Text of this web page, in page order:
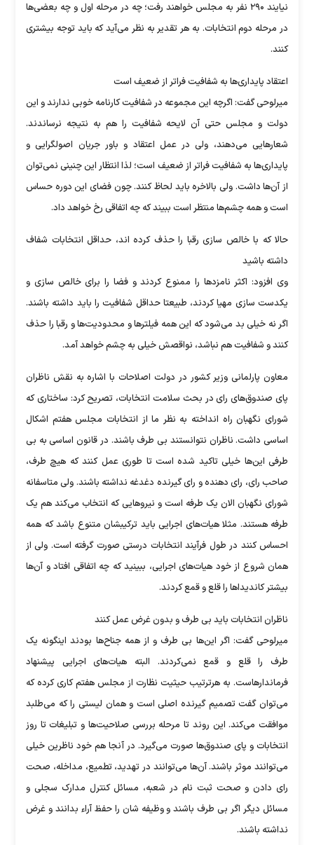
نیایند ۲۹۰ نفر به مجلس خواهند رفت؛ چه در مرحله اول و چه بعضی‌ها
در مرحله دوم انتخابات. به هر تقدیر به نظر می‌آید که باید توجه بیشتری
کنند.
اعتقاد پایداری‌ها به شفافیت فراتر از ضعیف است
میرلوحی گفت: اگرچه این مجموعه در شفافیت کارنامه خوبی ندارند و این
دولت و مجلس حتی آن لایحه شفافیت را هم به نتیجه نرساندند.
شعار‌هایی می‌دهند، ولی در عمل اعتقاد و باور جریان اصولگرایی و
پایداری‌ها به شفافیت فراتر از ضعیف است؛ لذا انتظار این چنینی نمی‌توان
از آن‌ها داشت. ولی بالاخره باید لحاظ کنند. چون فضای این دوره حساس
است و همه چشم‌ها منتظر است ببیند که چه اتفاقی رخ خواهد داد.
حالا که با خالص سازی رقبا را حذف کرده اند، حداقل انتخابات شفاف
داشته باشید
وی افزود: اکثر نامزد‌ها را ممنوع کردند و فضا را برای خالص سازی و
یکدست سازی مهیا کردند، طبیعتا حداقل شفافیت را باید داشته باشند.
اگر نه خیلی بد می‌شود که این همه فیلتر‌ها و محدودیت‌ها و رقبا را حذف
کنند و شفافیت هم نباشد، نواقصش خیلی به چشم خواهد آمد.
معاون پارلمانی وزیر کشور در دولت اصلاحات با اشاره به نقش ناظران
پای صندوق‌های رای در بحث سلامت انتخابات، تصریح کرد: ساختاری که
شورای نگهبان راه انداخته به نظر ما از انتخابات مجلس هفتم اشکال
اساسی داشت. ناظران نتوانستند بی طرف باشند. در قانون اساسی به بی
طرفی این‌ها خیلی تاکید شده است تا طوری عمل کنند که هیچ طرف،
صاحب رای، رای دهنده و رای گیرنده دغدغه نداشته باشند. ولی متاسفانه
شورای نگهبان الان یک طرفه است و نیرو‌هایی که انتخاب می‌کند هم یک
طرفه هستند. مثلا هیات‌های اجرایی باید ترکیبشان متنوع باشد که همه
احساس کنند در طول فرآیند انتخابات درستی صورت گرفته است. ولی از
همان شروع از خود هیات‌های اجرایی، ببینید که چه اتفاقی افتاد و آن‌ها
بیشتر کاندیدا‌ها را قلع و قمع کردند.
ناظران انتخابات باید بی طرف و بدون غرض عمل کنند
میرلوحی گفت: اگر این‌ها بی طرف و از همه جناح‌ها بودند اینگونه یک
طرف را قلع و قمع نمی‌کردند. البته هیات‌های اجرایی پیشنهاد
فرماندارهاست. به هرترتیب حیثیت نظارت از مجلس هفتم کاری کرده که
می‌توان گفت تصمیم گیرنده اصلی است و همان لیستی را که می‌طلبد
موافقت می‌کند. این روند تا مرحله بررسی صلاحیت‌ها و تبلیغات تا روز
انتخابات و پای صندوق‌ها صورت می‌گیرد. در آنجا هم خود ناظرین خیلی
می‌توانند موثر باشند. آن‌ها می‌توانند در تهدید، تطمیع، مداخله، صحت
رای دادن و صحت ثبت نام در شعبه، مسائل کنترل مدارک سجلی و
مسائل دیگر اگر بی طرف باشند و وظیفه شان را حفظ آراء بدانند و غرض
نداشته باشند.